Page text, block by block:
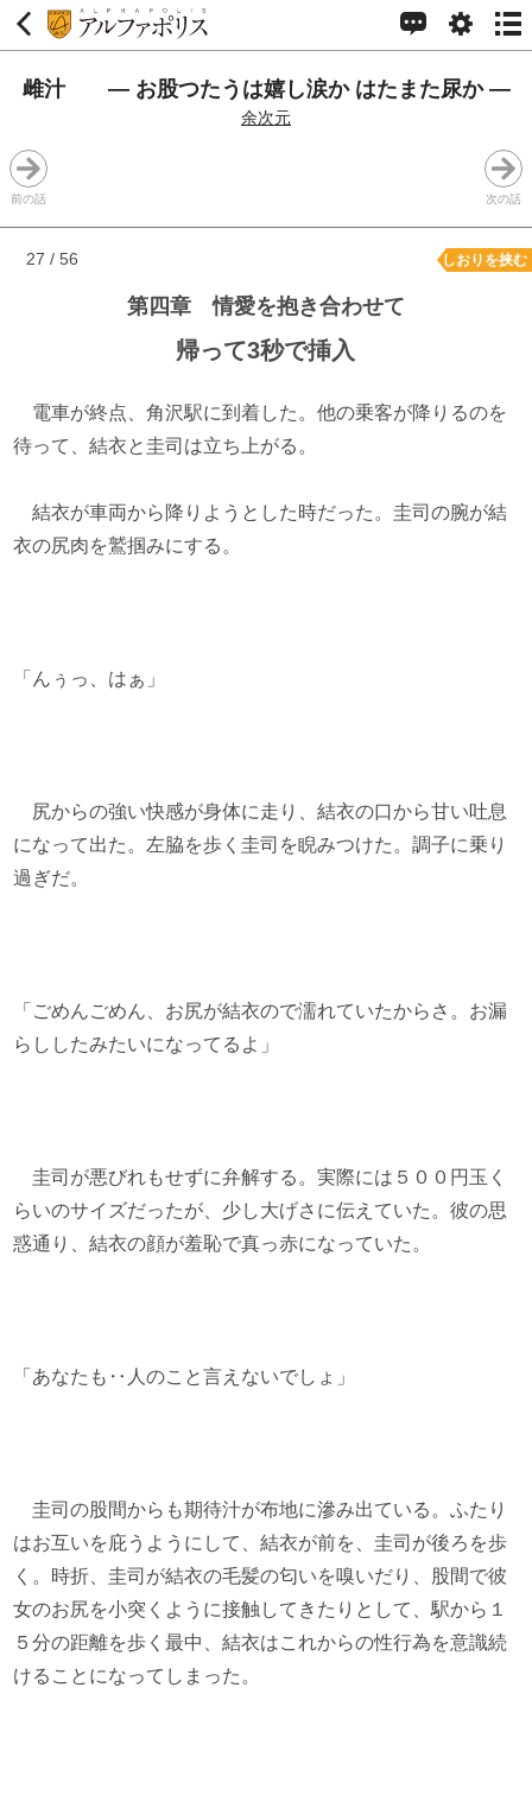
雌汁 ― お股つたうは嬉し涙か はたまた尿か ―
余次元
前の話 次の話
27 / 56 しおりを挟む
第四章 情愛を抱き合わせて
帰って3秒で挿入
電車が終点、角沢駅に到着した。他の乗客が降りるのを
待って、結衣と圭司は立ち上がる。
結衣が車両から降りようとした時だった。圭司の腕が結
衣の尻肉を鷲掴みにする。
「んぅっ、はぁ」
尻からの強い快感が身体に走り、結衣の口から甘い吐息
になって出た。左脇を歩く圭司を睨みつけた。調子に乗り
過ぎだ。
「ごめんごめん、お尻が結衣ので濡れていたからさ。お漏
らししたみたいになってるよ」
圭司が悪びれもせずに弁解する。実際には５００円玉く
らいのサイズだったが、少し大げさに伝えていた。彼の思
惑通り、結衣の顔が羞恥で真っ赤になっていた。
「あなたも‥人のこと言えないでしょ」
圭司の股間からも期待汁が布地に滲み出ている。ふたり
はお互いを庇うようにして、結衣が前を、圭司が後ろを歩
く。時折、圭司が結衣の毛髪の匂いを嗅いだり、股間で彼
女のお尻を小突くように接触してきたりとして、駅から１
５分の距離を歩く最中、結衣はこれからの性行為を意識続
けることになってしまった。